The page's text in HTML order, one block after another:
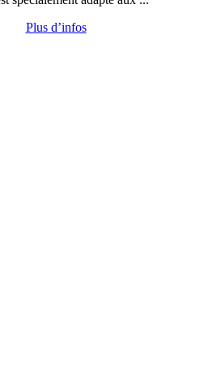
Plus d’infos